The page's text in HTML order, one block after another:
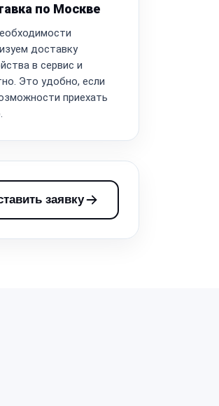
по Москве
доставку
в сервис и
Это удобно, если
приехать
заявку